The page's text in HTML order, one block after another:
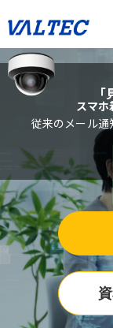
スマホ
従来のメール